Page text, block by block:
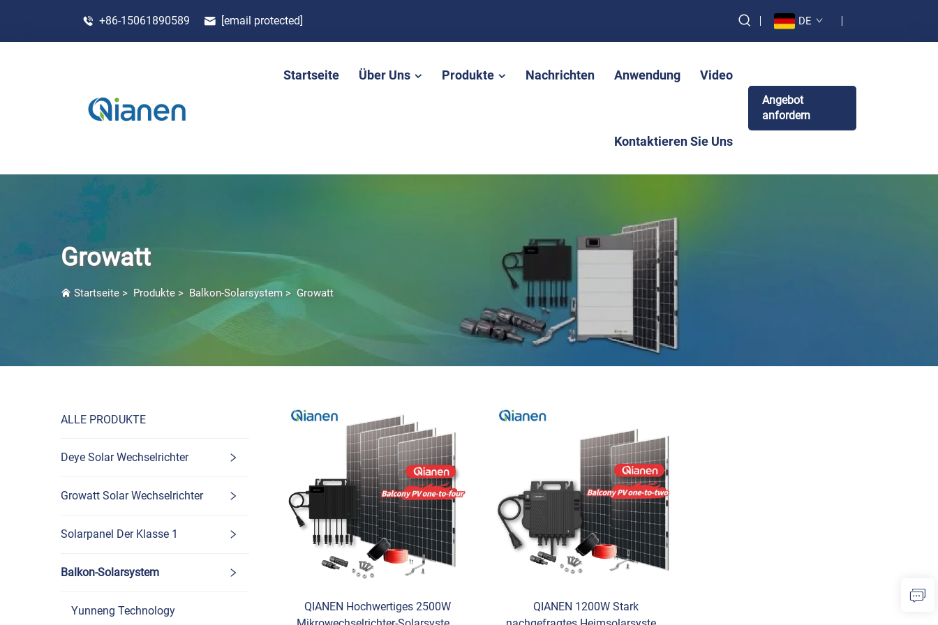
+86-15061890589 [email protected] DE
Startseite Über Uns Produkte Nachrichten Anwendung Video
Kontaktieren Sie Uns
Angebot
anfordern
Growatt
Startseite > Produkte > Balkon-Solarsystem > Growatt
ALLE PRODUKTE
Deye Solar Wechselrichter
Growatt Solar Wechselrichter
Solarpanel Der Klasse 1
Balkon-Solarsystem
Yunneng Technology
QIANEN Hochwertiges 2500W
QIANEN 1200W Stark